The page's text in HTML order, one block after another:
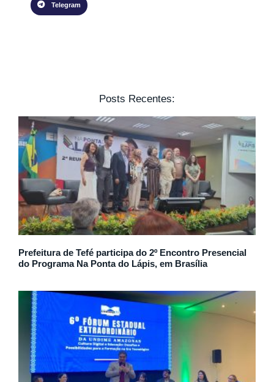
Telegram
Posts Recentes:
Prefeitura de Tefé participa do 2º Encontro Presencial
do Programa Na Ponta do Lápis, em Brasília